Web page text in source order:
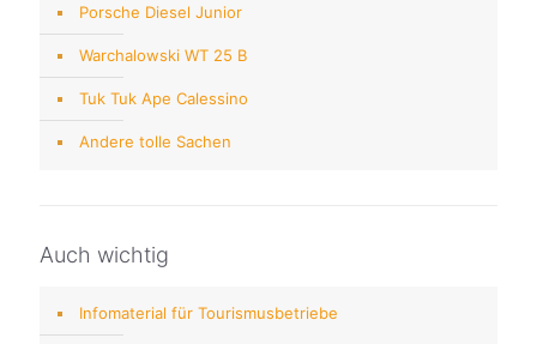
Porsche Diesel Junior
Warchalowski WT 25 B
Tuk Tuk Ape Calessino
Andere tolle Sachen
Auch wichtig
Infomaterial für Tourismusbetriebe